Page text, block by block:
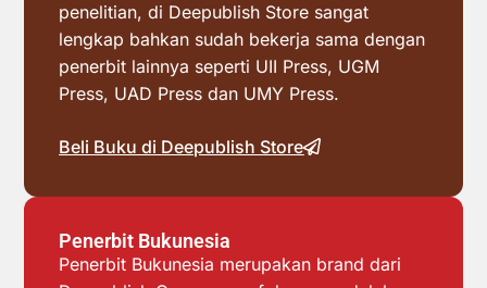
penelitian, di Deepublish Store sangat
lengkap bahkan sudah bekerja sama dengan
penerbit lainnya seperti UII Press, UGM
Press, UAD Press dan UMY Press.
Beli Buku di Deepublish Store
Penerbit Bukunesia
Penerbit Bukunesia merupakan brand dari